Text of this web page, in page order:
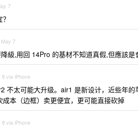
7
May 7
級,用回 14Pro 的基材不知道真假,但應該
8 via iPhone
不太可能大升级。air1 是新设计，近些年
成本（边框）卖更便宜，更可能直接砍掉
8 via iPhone